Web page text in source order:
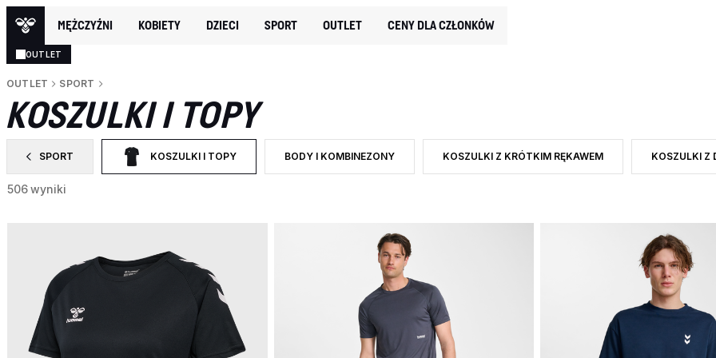
MĘŻCZYŹNI KOBIETY DZIECI SPORT OUTLET CENY DLA CZŁONKÓW
OUTLET
OUTLET SPORT
KOSZULKI I TOPY
SPORT
ZAWĘŹ DO CATEGORY: SPORTKOSZULKI I TOPY
WYBRANY OBECNIE ZAWĘŻONO DO CATEGORY: KOSZULKI I TOPY
BODY I KOMBINEZONY
ZAWĘŹ DO RODZAJ PRODUKTU: BODY I KOMBINEZONY
KOSZULKI Z KRÓTKIM RĘKAWEM
ZAWĘŹ DO RODZAJ PRODUKTU: KOSZULKI Z KRÓTKIM
KOSZULKI Z
ZAWĘŹ DO
506 wyniki